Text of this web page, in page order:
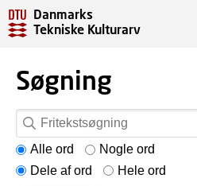
Danmarks
Tekniske Kulturarv
Søgning
Alle ord
Nogle ord
Dele af ord
Hele ord